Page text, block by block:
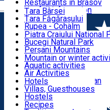
Română
NATURE
ACTIVE TOURISM
ACCOMMODATION
CULTURAL HERITAGE
Restaurants
Restaurants in Brasov
Usefull information
Țara Bârsei
Țara Făgărașului
Rupea - Cohalm
ECO Destinations
Piatra Craiului National
Bucegi Natural Park
Perșani Mountains
Făgăraș Mountains
Postăvarul Peak
Măgura Codlei
Ciucaș Mountains
Protected areas
Other natural attractions
Speoturism
Mountain or winter
Aquatic activities
Air Activities
Adventure, Equestrian
Cycling, Running
Other activities
Hotels
Villas, Guesthouses
Hostels
Cottages
Recipes